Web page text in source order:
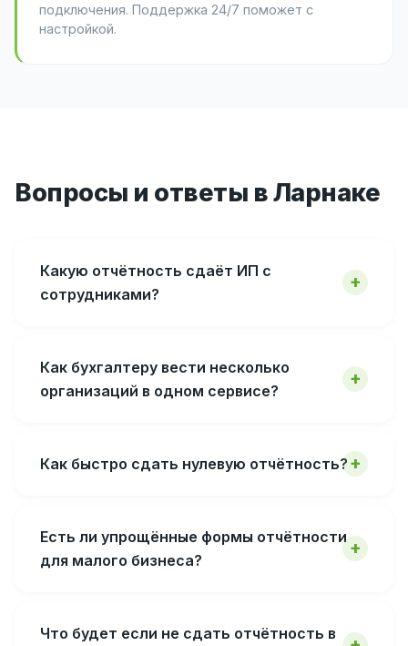
подключения. Поддержка 24/7 поможет с
настройкой.
Вопросы и ответы в Ларнаке
Какую отчётность сдаёт ИП с
сотрудниками?
Как бухгалтеру вести несколько
организаций в одном сервисе?
Как быстро сдать нулевую отчётность?
Есть ли упрощённые формы отчётности
для малого бизнеса?
Что будет если не сдать отчётность в